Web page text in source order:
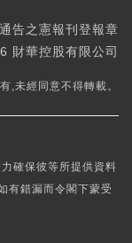
告之憲報刊登報章
華控股有限公司
,未經同意不得轉載。
確保彼等所提供資料
有錯漏而令閣下蒙受